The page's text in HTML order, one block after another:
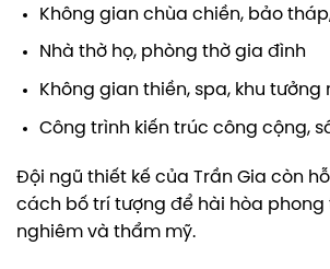
Không gian chùa chiền, bảo
Nhà thờ họ, phòng thờ gia đình
Không gian thiền, spa, khu tưởng
Công trình kiến trúc công cộng,
Đội ngũ thiết kế của Trần Gia còn
cách bố trí tượng để hài hòa phong
nghiêm và thẩm mỹ.